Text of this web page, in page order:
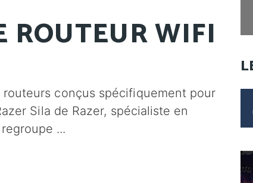
ROUTEUR WIFI
conçus spécifiquement pour
Sila de Razer, spécialiste en